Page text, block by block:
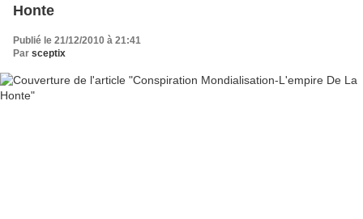
Honte
Publié le 21/12/2010 à 21:41
Par sceptix